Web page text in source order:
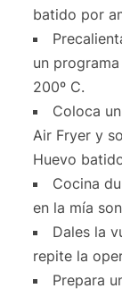
batido por
un
200º C.
Coloca
Air Fryer y
Huevo
Cocina
en la mía
Dales la
repite la
Prepara